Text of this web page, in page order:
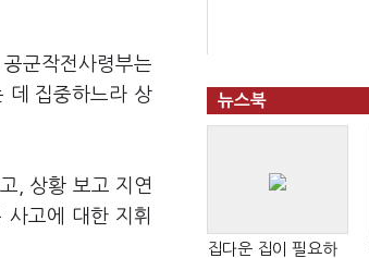
군작전사령부는
데 집중하느라 상
, 상황 보고 지연
고에 대한 지휘
뉴스북
집다운 집이 필요하